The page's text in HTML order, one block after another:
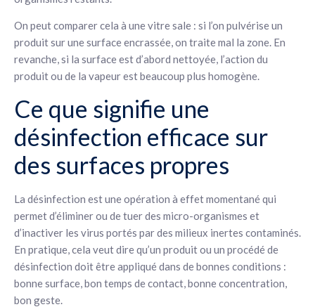
On peut comparer cela à une vitre sale : si l’on pulvérise un
produit sur une surface encrassée, on traite mal la zone. En
revanche, si la surface est d’abord nettoyée, l’action du
produit ou de la vapeur est beaucoup plus homogène.
Ce que signifie une
désinfection efficace sur
des surfaces propres
La désinfection est une opération à effet momentané qui
permet d’éliminer ou de tuer des micro-organismes et
d’inactiver les virus portés par des milieux inertes contaminés.
En pratique, cela veut dire qu’un produit ou un procédé de
désinfection doit être appliqué dans de bonnes conditions :
bonne surface, bon temps de contact, bonne concentration,
bon geste.